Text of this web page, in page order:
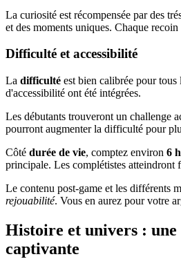
La curiosité est récompensée par des
et des moments uniques. Chaque
Difficulté et accessibilité
La difficulté est bien calibrée pour
d'accessibilité ont été intégrées.
Les débutants trouveront un challenge
pourront augmenter la difficulté pour
Côté durée de vie, comptez environ 6
principale. Les complétistes atteindront
Le contenu post-game et les différents
rejouabilité. Vous en aurez pour votre
Histoire et univers :
captivante